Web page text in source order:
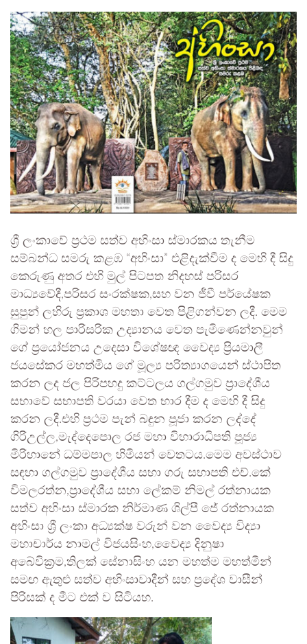
ශ්‍රී ලංකාවේ ප්‍රථම සත්ව අහිංසා ස්මාරකය තැනීම
සම්බන්ධ සමරු කළඹ “අහිංසා” එළිදැක්වීම ද මෙහි දී සිදු
කෙරුණු අතර එහි මුල් පිටපත නිදහස් පරිසර
මාධ්‍යවේදී,පරිසර සංරක්ෂක,සහ වන ජීවී පර්යේෂක
සුපුන් ලහිරු ප්‍රකාශ මහතා වෙත පිළිගන්වන ලදී. මෙම
ගිමන් හල පාරිසරික උද්‍යානය වෙත පැමිණෙන්නවුන්
ගේ ප්‍රයෝජනය උදෙසා විශේෂඥ වෛද්‍ය ප්‍රියමාලී
ජයසේකර මහත්මිය ගේ මූල්‍ය පරිත්‍යාගයෙන් ස්ථාපිත
කරන ලද ජල පිරිපහදු කට්ටලය ගල්ගමුව ප්‍රාදේශීය
සභාවේ සභාපති වරයා වෙත භාර දීම ද මෙහි දී සිදු
කරන ලදී.එහි ප්‍රථම පැන් බඳුන පූජා කරන ලද්දේ
ගිරිඋල්ල,මැද්දෙපොල රජ මහා විහාරාධිපති පූජ්‍ය
මිරිහානේ ධම්මපාල හිමියන් වෙතටය.මෙම අවස්ථාව
සඳහා ගල්ගමුව ප්‍රාදේශීය සභා ගරු සභාපති එච්.කේ
විමලරත්න,ප්‍රාදේශීය සභා ලේකම් නිමල් රත්නායක
සත්ව අහිංසා ස්මාරක නිර්මාණ ශිල්පී ජේ රත්නායක
අහිංසා ශ්‍රී ලංකා අධ්‍යක්ෂ වරුන් වන වෛද්‍ය විද්‍යා
මහාචාර්ය නාමල් විජයසිංහ,වෛද්‍ය දිනුෂා
අබේවික්‍රම,තිලක් සේනාසිංහ යන මහත්ම මහත්මීන්
සමඟ ඇතුළු සත්ව අහිංසාවාදීන් සහ ප්‍රදේශ වාසීන්
පිරිසක් ද මීට එක් ව සිටියහ.